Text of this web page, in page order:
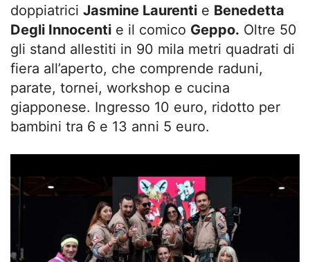
doppiatrici Jasmine Laurenti e Benedetta
Degli Innocenti e il comico Geppo. Oltre 50
gli stand allestiti in 90 mila metri quadrati di
fiera all’aperto, che comprende raduni,
parate, tornei, workshop e cucina
giapponese. Ingresso 10 euro, ridotto per
bambini tra 6 e 13 anni 5 euro.